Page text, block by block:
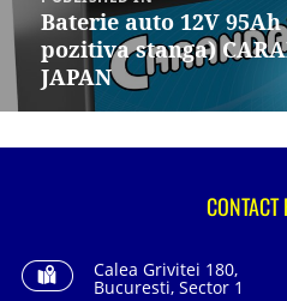
articoleBaterie auto 12V
pozitiva stanga)
JAPAN
CONTACT
Calea Grivitei 180,
Bucuresti, Sector 1